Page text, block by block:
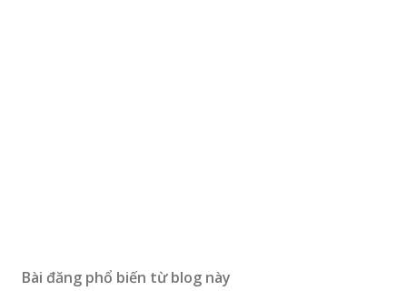
Bài đăng phổ biến từ blog này